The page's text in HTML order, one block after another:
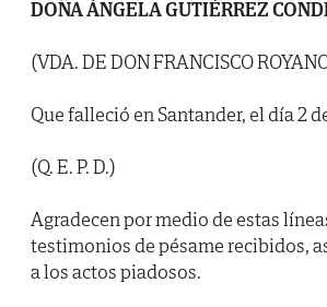
DOÑA ÁNGELA GUTIÉRREZ
(VDA. DE DON FRANCISCO
Que falleció en Santander, el día 2
(Q. E. P. D.)
Agradecen por medio de estas
testimonios de pésame recibidos,
a los actos piadosos.